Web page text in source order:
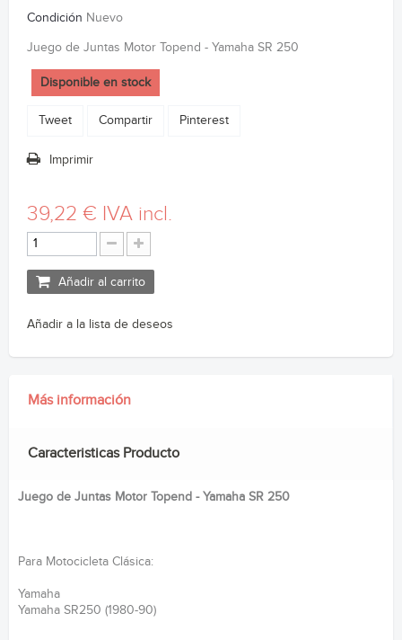
Condición Nuevo
Juego de Juntas Motor Topend - Yamaha SR 250
Disponible en stock
Tweet Compartir Pinterest
Imprimir
39,22 € IVA incl.
Añadir al carrito
Añadir a la lista de deseos
Más información
Caracteristicas Producto
Juego de Juntas Motor Topend - Yamaha SR 250
Para Motocicleta Clásica:
Yamaha
Yamaha SR250 (1980-90)